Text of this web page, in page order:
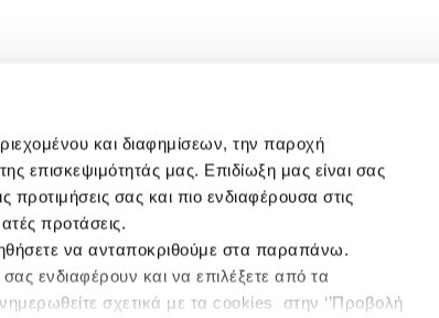
και διαφημίσεων, την παροχή
επισκεψιμότητάς μας. Επιδίωξη μας είναι σας
προτιμήσεις σας και πιο ενδιαφέρουσα στις
προτάσεις.
να ανταποκριθούμε στα παραπάνω.
ενδιαφέρουν και να επιλέξετε από τα
σχετικά με τα cookies στην ‘’Προβολή